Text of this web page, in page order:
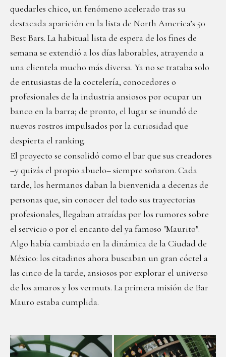
quedarles chico, un fenómeno acelerado tras su
destacada aparición en la lista de North America’s 50
Best Bars. La habitual lista de espera de los fines de
semana se extendió a los días laborables, atrayendo a
una clientela mucho más diversa. Ya no se trataba solo
de entusiastas de la coctelería, conocedores o
profesionales de la industria ansiosos por ocupar un
banco en la barra; de pronto, el lugar se inundó de
nuevos rostros impulsados por la curiosidad que
despierta el ranking.
El proyecto se consolidó como el bar que sus creadores
–y quizás el propio abuelo– siempre soñaron. Cada
tarde, los hermanos daban la bienvenida a decenas de
personas que, sin conocer del todo sus trayectorias
profesionales, llegaban atraídas por los rumores sobre
el servicio o por el encanto del ya famoso "Maurito".
Algo había cambiado en la dinámica de la Ciudad de
México: los citadinos ahora buscaban un gran cóctel a
las cinco de la tarde, ansiosos por explorar el universo
de los amaros y los vermuts. La primera misión de Bar
Mauro estaba cumplida.